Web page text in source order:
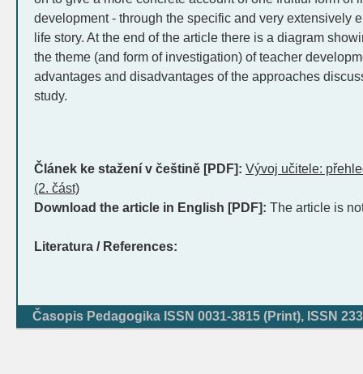
development - through the specific and very extensively
life story. At the end of the article there is a diagram
the theme (and form of investigation) of teacher
advantages and disadvantages of the approaches
study.
Článek ke stažení v češtině [PDF]: Vývoj učitele:
(2. část)
Download the article in English [PDF]: The article is
Literatura / References:
Časopis Pedagogika ISSN 0031-3815 (Print), ISSN